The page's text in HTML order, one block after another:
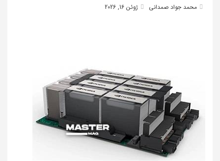
محمد جواد صمدانی ژوئن 16, 2026